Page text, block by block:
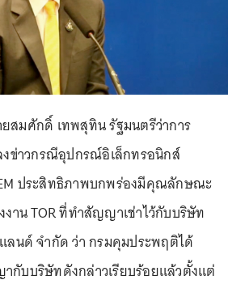
สมศักดิ์ เทพสุทิน รัฐมนตรีว่าการ
งข่าวกรณีอุปกรณ์อิเล็กทรอนิกส์
ประสิทธิภาพบกพร่องมีคุณลักษณะ
งาน TOR ที่ทำสัญญาเช่าไว้กับบริษัท
นด์ จำกัด ว่า กรมคุมประพฤติได้
กับบริษัทดังกล่าวเรียบร้อยแล้วตั้งแต่